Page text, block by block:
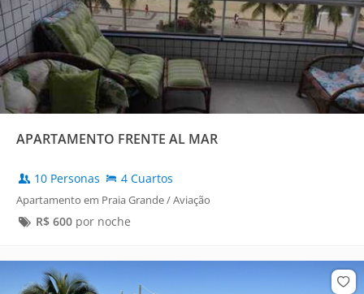
APARTAMENTO FRENTE AL MAR
10 Personas 4 Cuartos
Apartamento em Praia Grande / Aviação
R$ 600por noche